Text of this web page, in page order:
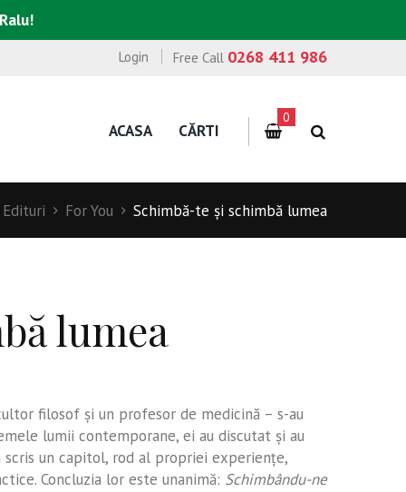
Free Call 0268 411 986
Login
ACASA CĂRTI
0
Edituri For You Schimbă-te şi schimbă lumea
lumea
filosof şi un profesor de medicină – s-au
lumii contemporane, ei au discutat şi au
un capitol, rod al propriei experienţe,
Concluzia lor este unanimă: Schimbându-ne